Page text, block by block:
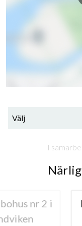
Välj
I
nr 2 i